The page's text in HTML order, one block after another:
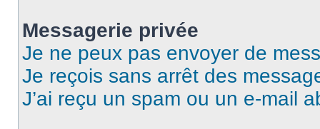
Messagerie privée
Je ne peux pas envoyer de
Je reçois sans arrêt des
J’ai reçu un spam ou un e-mail